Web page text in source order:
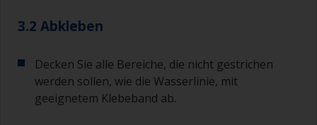
3.2 Abkleben
Decken Sie alle Bereiche, die nicht gestrichen
werden sollen, wie die Wasserlinie, mit
geeignetem Klebeband ab.